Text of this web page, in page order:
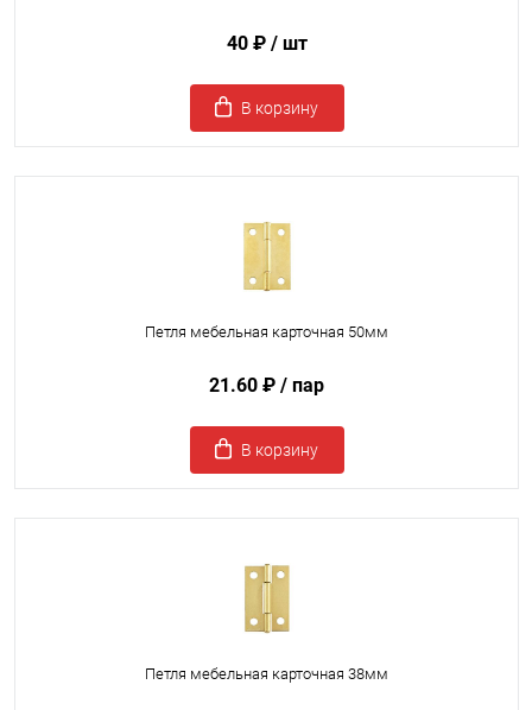
40 ₽ / шт
В корзину
Петля мебельная карточная 50мм
21.60 ₽ / пар
В корзину
Петля мебельная карточная 38мм